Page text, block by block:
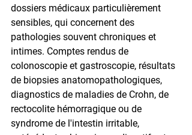
dossiers médicaux particulièrement
sensibles, qui concernent des
pathologies souvent chroniques et
intimes. Comptes rendus de
colonoscopie et gastroscopie, résultats
de biopsies anatomopathologiques,
diagnostics de maladies de Crohn, de
rectocolite hémorragique ou de
syndrome de l'intestin irritable,